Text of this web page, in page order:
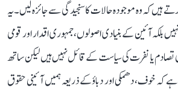
ہیں کہ وہ موجودہ حالات کا سنجیدگی سے جائزہ لیں۔ یہ
بلکہ آئین کے بنیادی اصولوں، جمہوری اقدار اور قومی
تصادم یا نفرت کی سیاست کے قائل نہیں ہیں لیکن ساتھ
کہ خوف، دھمکی اور دباؤکے ذریعہ ہمیں آئینی حقوق